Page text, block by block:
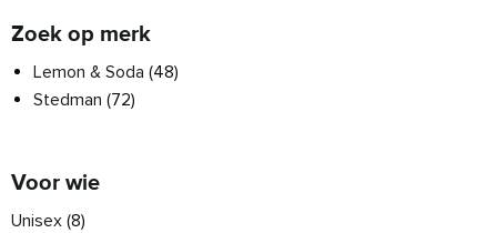
Zoek op merk
Lemon & Soda (48)
Stedman (72)
Voor wie
Unisex (8)